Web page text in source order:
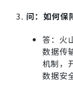
问：如何保
答：火
数据传
机制，
数据安